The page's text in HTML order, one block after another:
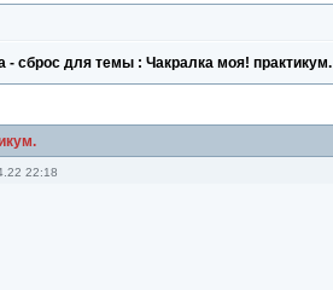
- сброс для темы : Чакралка моя! практикум.
22:18